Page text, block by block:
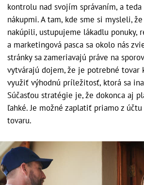
kontrolu nad svojím správaním, a
nákupmi. A tam, kde sme si mysleli,
nakúpili, ustupujeme lákadlu ponuky,
a marketingová pasca sa okolo nás
stránky sa zameriavajú práve na
vytvárajú dojem, že je potrebné tovar
využiť výhodnú príležitosť, ktorá sa
Súčasťou stratégie je, že dokonca aj
ľahké. Je možné zaplatiť priamo z
tovaru.